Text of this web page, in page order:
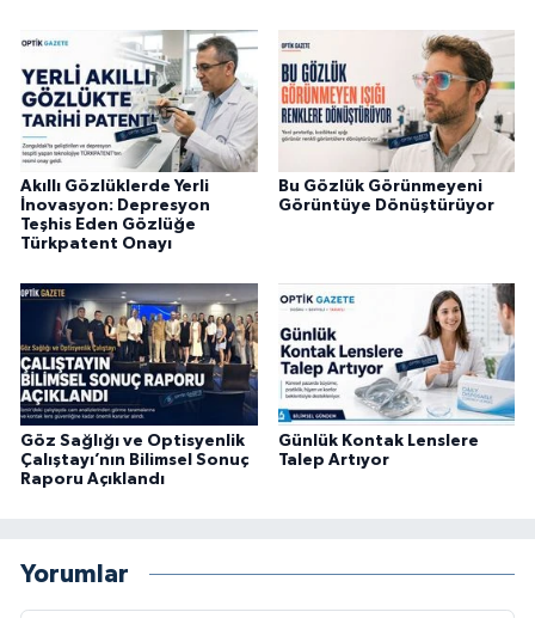
Akıllı Gözlüklerde Yerli
İnovasyon: Depresyon
Teşhis Eden Gözlüğe
Türkpatent Onayı
Bu Gözlük Görünmeyeni
Görüntüye Dönüştürüyor
Göz Sağlığı ve Optisyenlik
Çalıştayı’nın Bilimsel Sonuç
Raporu Açıklandı
Günlük Kontak Lenslere
Talep Artıyor
Yorumlar